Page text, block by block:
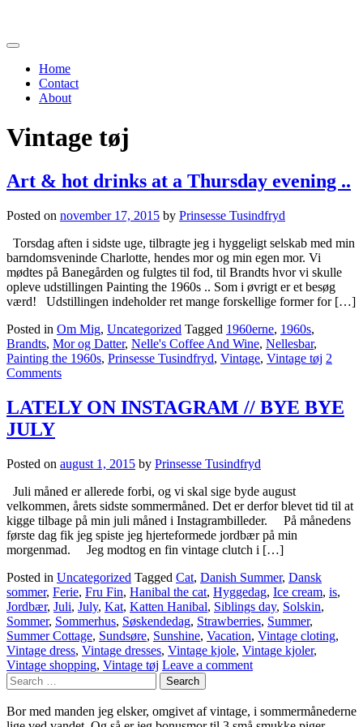
Toggle
navigationHome
Contact
About
Vintage tøj
Art & hot drinks at a Thursday evening ..
Posted on november 17, 2015 by Prinsesse Tusindfryd
Torsdag aften i sidste uge, tilbragte jeg i hyggeligt selskab med min
barndomsveninde Charlotte, hendes mor og min egen mor. Vi
mødtes på Banegården og fulgtes til fod, til Brandts hvor vi skulle
opleve udstillingen Painting the 1960s .. Som i øvrigt er et besøg
værd! Udstillingen indeholder ret mange forskellige former for […]
Posted in Om Mig, Uncategorized Tagged 1960erne, 1960s,
Brandts, Mor og Datter, Nelle's Coffee And Wine, Nellesbar,
Painting the 1960s, Prinsesse Tusindfryd, Vintage, Vintage tøj 2
Comments
LATELY ON INSTAGRAM // BYE BYE
JULY
Posted on august 1, 2015 by Prinsesse Tusindfryd
Juli måned er allerede forbi, og vi skal sige byde august
velkommen, årets sidste sommermåned. Det er derfor blevet tid til at
kigge tilbage på min juli måned i Instagrambilleder. På månedens
første dag fik jeg spiste jeg hjerteformede jordbær på min
morgenmad. Jeg modtog en fin vintage clutch i […]
Posted in Uncategorized Tagged Cat, Danish Summer, Dansk
sommer, Ferie, Fru Fin, Hanibal the cat, Hyggedag, Ice cream, is,
Jordbær, Juli, July, Kat, Katten Hanibal, Siblings day, Solskin,
Sommer, Sommerhus, Søskendedag, Strawberries, Summer,
Summer Cottage, Sundsøre, Sunshine, Vacation, Vintage cloting,
Vintage dress, Vintage dresses, Vintage kjole, Vintage kjoler,
Vintage shopping, Vintage tøj Leave a comment
Bor med manden jeg elsker, omgivet af vintage, i sommermånederne